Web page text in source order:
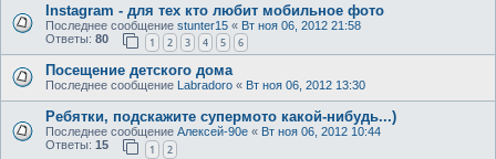
Instagram - для тех кто любит мобильное фото
Последнее сообщение stunter15 « Вт ноя 06, 2012 21:58
Ответы: 80 1 2 3 4 5 6
Посещение детского дома
Последнее сообщение Labradoro « Вт ноя 06, 2012 13:30
Ребятки, подскажите супермото какой-нибудь...)
Последнее сообщение Алексей-90е « Вт ноя 06, 2012 10:44
Ответы: 15 1 2